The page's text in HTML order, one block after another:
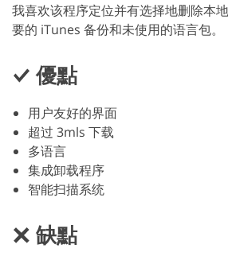
我喜欢该程序定位并有选择地删除本
要的 iTunes 备份和未使用的语言包。
優點
用户友好的界面
超过 3mls 下载
多语言
集成卸载程序
智能扫描系统
缺點